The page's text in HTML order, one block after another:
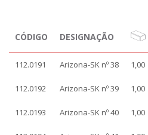
CÓDIGO DESIGNAÇÃO
112.0191 Arizona-SK nº 38 1,00
112.0192 Arizona-SK nº 39 1,00
112.0193 Arizona-SK nº 40 1,00